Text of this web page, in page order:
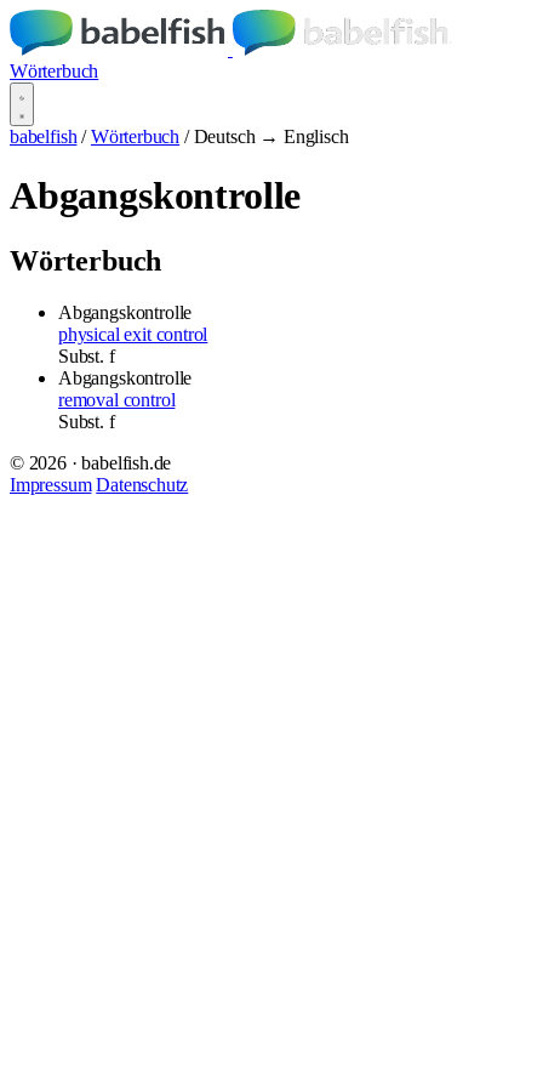
Wörterbuch
babelfish / Wörterbuch / Deutsch → Englisch
Abgangskontrolle
Wörterbuch
Abgangskontrolle
physical exit control
Subst. f
Abgangskontrolle
removal control
Subst. f
© 2026 · babelfish.de
Impressum Datenschutz